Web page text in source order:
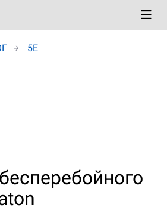
5E